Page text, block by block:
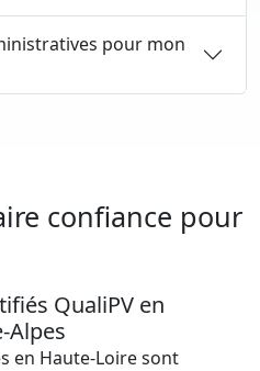
pour mon
confiance pour
QualiPV en
Alpes
en Haute-Loire sont